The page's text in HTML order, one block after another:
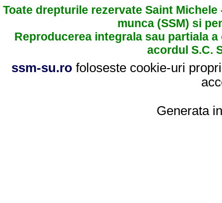
Toate drepturile rezervate Saint
munca (SSM) si
Reproducerea integrala sau partiala
acordul S.C.
ssm-su.ro foloseste cookie-uri
Generata